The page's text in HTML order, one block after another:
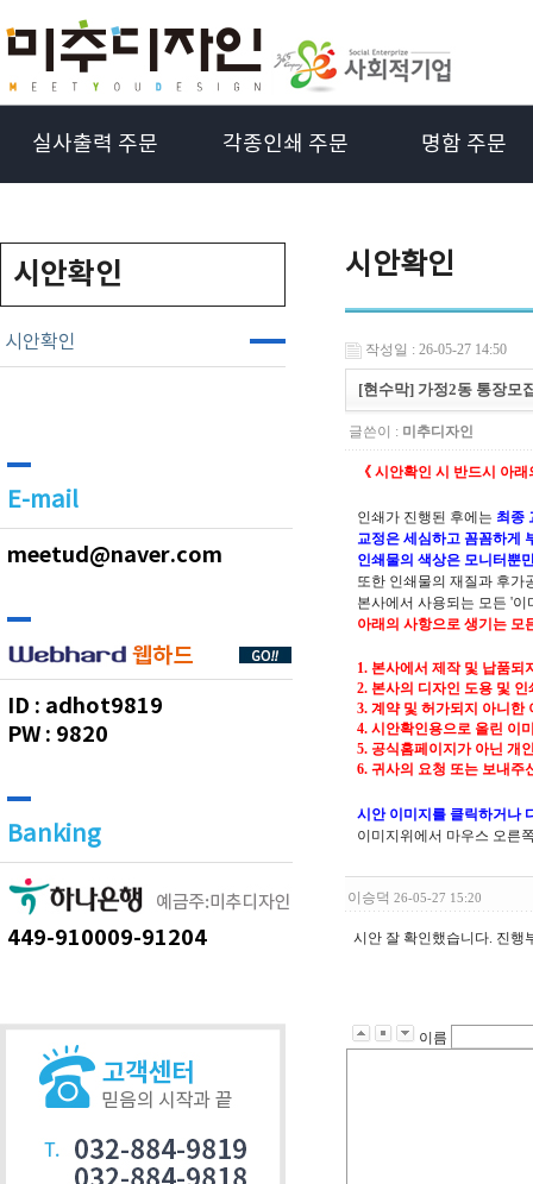
실사출력 주문 각종인쇄 주문 명함 주문
시안확인
시안확인
E-mail
meetud@naver.com
ID : adhot9819
PW : 9820
Banking
449-910009-91204
시안확인
작성일 : 26-05-27 14:50
[현수막] 가정2동 통장모
글쓴이 : 미추디자인
《 시안확인 시 반드시 아
인쇄가 진행된 후에는 최종
교정은 세심하고 꼼꼼하게
인쇄물의 색상은 모니터뿐
또한 인쇄물의 재질과 후가
본사에서 사용되는 모든 '
아래의 사항으로 생기는 모
1. 본사에서 제작 및 납품되
2. 본사의 디자인 도용 및 인
3. 계약 및 허가되지 아니한
4. 시안확인용으로 올린 이
5. 공식홈페이지가 아닌 개
6. 귀사의 요청 또는 보내주
시안 이미지를 클릭하거나
이미지위에서 마우스 오른
이승덕 26-05-27 15:20
시안 잘 확인했습니다. 진행
이름